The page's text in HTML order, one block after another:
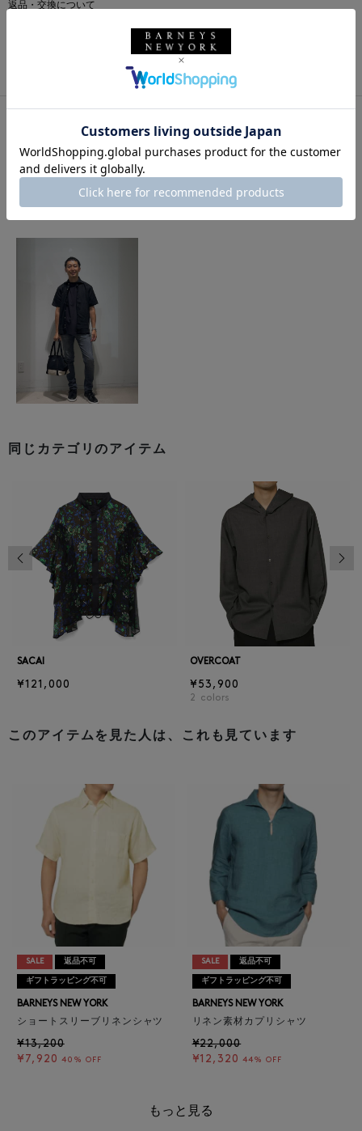
返品・交換について
このアイテムをシェアする
このアイテムを使用したスタイリング
同じカテゴリのアイテム
SACAI
¥121,000
OVERCOAT
¥53,900
2 colors
前の画像
このアイテムを見た人は、これも見ています
SALE 返品不可
ギフトラッピング不可
BARNEYS NEW YORK
ショートスリーブリネンシャツ
¥13,200
¥7,920 40% OFF
SALE 返品不可
ギフトラッピング不可
BARNEYS NEW YORK
リネン素材カプリシャツ
¥22,000
¥12,320 44% OFF
もっと見る